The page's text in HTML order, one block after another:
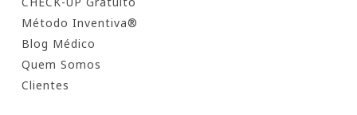
Método Inventiva®
Blog Médico
Quem Somos
Clientes